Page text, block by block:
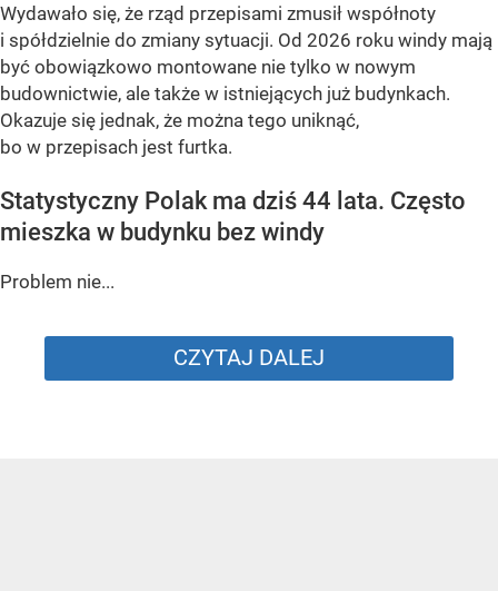
Wydawało się, że rząd przepisami zmusił współnoty
i spółdzielnie do zmiany sytuacji. Od 2026 roku windy mają
być obowiązkowo montowane nie tylko w nowym
budownictwie, ale także w istniejących już budynkach.
Okazuje się jednak, że można tego uniknąć,
bo w przepisach jest furtka.
Statystyczny Polak ma dziś 44 lata. Często
mieszka w budynku bez windy
Problem nie...
CZYTAJ DALEJ